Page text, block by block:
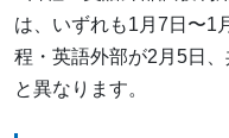
は、いずれも1月7日〜1
程・英語外部が2月5日
と異なります。